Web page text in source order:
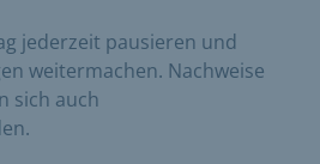
jederzeit pausieren und
weitermachen. Nachweise
sich auch